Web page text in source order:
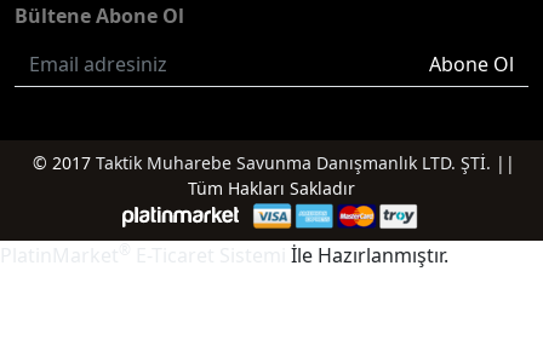
Bültene Abone Ol
Abone Ol
© 2017 Taktik Muharebe Savunma Danışmanlık LTD. ŞTİ. ||
Tüm Hakları Sakladır
İle Hazırlanmıştır.